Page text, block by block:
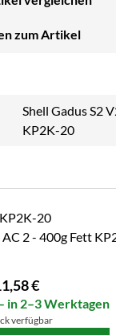
zum Artikel
Shell Gadus S2
KP2K-20
AC 2 - 400g Fett
,58€
in 2–3 Werktagen
verfügbar